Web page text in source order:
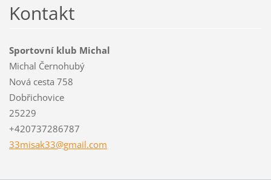
Kontakt
Sportovní klub Michal
Michal Černohubý
Nová cesta 758
Dobřichovice
25229
+420737286787
33misak33@gmail.com